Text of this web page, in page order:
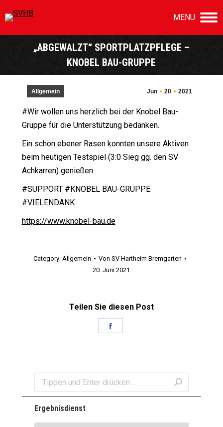
MENU
„ABGEWALZT“ SPORTPLATZPFLEGE –
KNOBEL BAU-GRUPPE
Sie befinden sich hier:
Jun 20 2021
Allgemein
#Wir wollen uns herzlich bei der Knobel Bau-
Gruppe für die Unterstützung bedanken.
Ein schön ebener Rasen konnten unsere Aktiven
beim heutigen Testspiel (3:0 Sieg gg. den SV
Achkarren) genießen.
#SUPPORT #KNOBEL BAU-GRUPPE
#VIELENDANK
https://www.knobel-bau.de
Category:Allgemein VonSV Hartheim Bremgarten
20. Juni 2021
Teilen Sie diesen Post
Search:
Ergebnisdienst